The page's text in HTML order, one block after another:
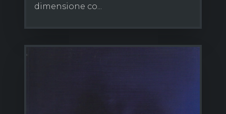
dimensione co...